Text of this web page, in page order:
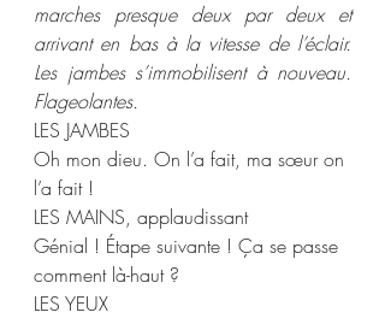
marches presque deux par deux et
arrivant en bas à la vitesse de l’éclair.
Les jambes s’immobilisent à nouveau.
Flageolantes.
LES JAMBES
Oh mon dieu. On l’a fait, ma sœur on
l’a fait !
LES MAINS, applaudissant
Génial ! Étape suivante ! Ça se passe
comment là-haut ?
LES YEUX